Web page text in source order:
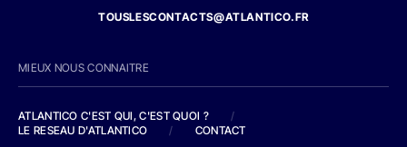
TOUSLESCONTACTS@ATLANTICO.FR
MIEUX NOUS CONNAITRE
ATLANTICO C'EST QUI, C'EST QUOI ?
/
LE RESEAU D'ATLANTICO
/ CONTACT